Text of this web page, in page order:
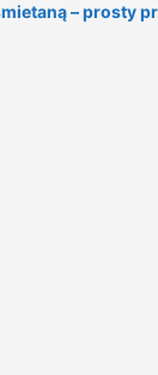
– prosty